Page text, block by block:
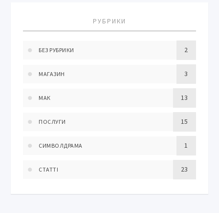
РУБРИКИ
БЕЗ РУБРИКИ 2
МАГАЗИН 3
МАК 13
ПОСЛУГИ 15
СИМВОЛДРАМА 1
СТАТТІ 23